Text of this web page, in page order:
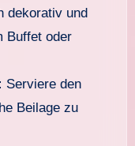
dekorativ und
Buffet oder
Serviere den
Beilage zu